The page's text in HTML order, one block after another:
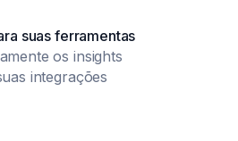
suas ferramentas
os insights
integrações